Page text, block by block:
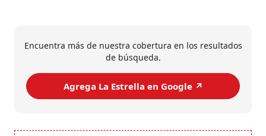
Encuentra más de nuestra cobertura en los resultados
de búsqueda.
Agrega La Estrella en Google ↗️